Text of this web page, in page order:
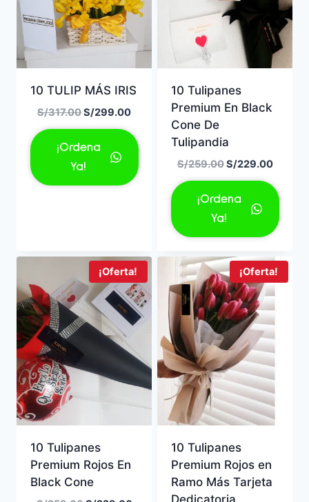
10 TULIP MÁS IRIS
S/317.00El
precio
original
era:
S/299.00El
actual
S/299.00.
¡Ordena
Ya!
10 Tulipanes
Premium En Black
Cone De
Tulipandia
S/259.00El
precio
original
era:
S/259.00.
S/229.00El
actual
S/
¡Ordena
Ya!
¡Oferta!
10 Tulipanes
Premium Rojos En
Black Cone
¡Oferta!
10 Tulipanes
Premium Rojos en
Ramo Más Tarjeta